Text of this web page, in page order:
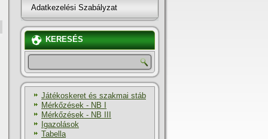
Adatkezelési Szabályzat
KERESÉS
Játékoskeret és szakmai stáb
Mérkőzések - NB I
Mérkőzések - NB III
Igazolások
Tabella